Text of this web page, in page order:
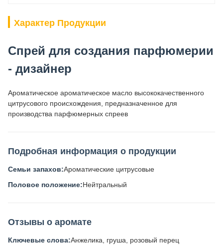
Характер Продукции
Спрей для создания парфюмерии
- дизайнер
Ароматическое ароматическое масло высококачественного
цитрусового происхождения, предназначенное для
производства парфюмерных спреев
Подробная информация о продукции
Семьи запахов:Ароматические цитрусовые
Половое положение:Нейтральный
Отзывы о аромате
Ключевые слова:Анжелика, груша, розовый перец